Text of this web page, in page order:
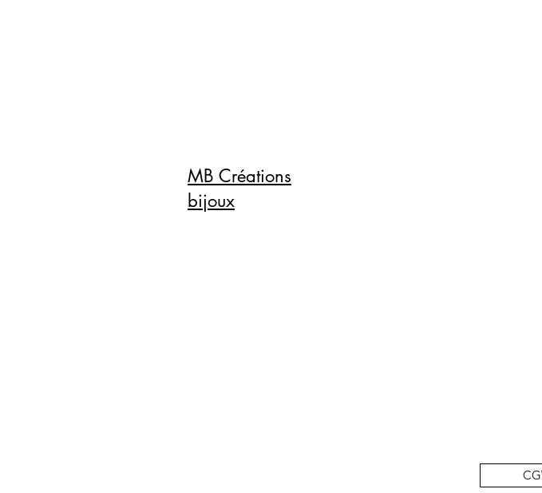
MB Créations
bijoux